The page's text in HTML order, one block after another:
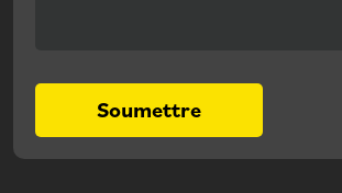
Soumettre